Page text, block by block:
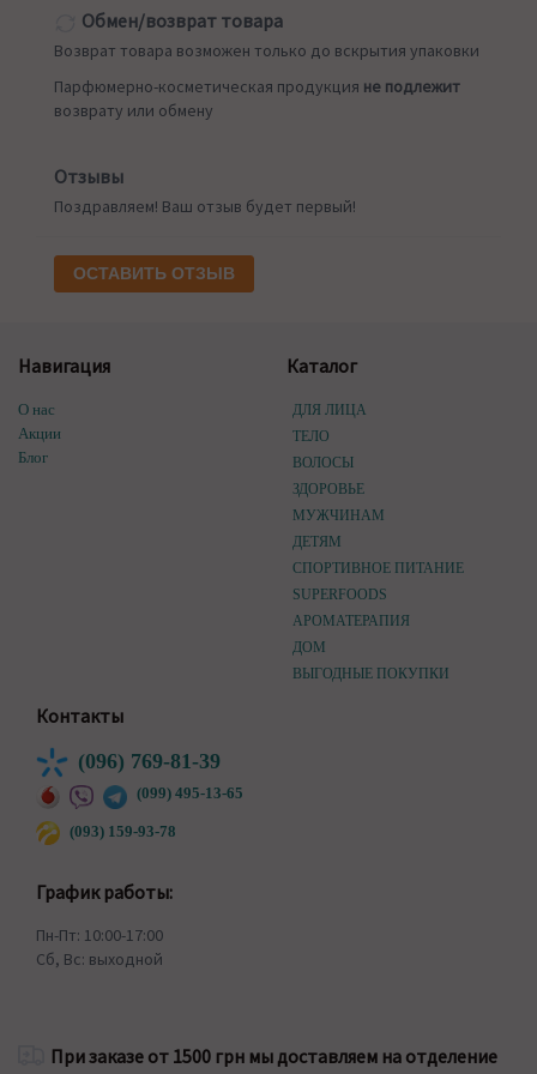
Обмен/возврат товара
Возврат товара возможен только до вскрытия упаковки
Парфюмерно-косметическая продукция не подлежит
возврату или обмену
Отзывы
Поздравляем! Ваш отзыв будет первый!
ОСТАВИТЬ ОТЗЫВ
Навигация
О нас
Акции
Блог
Каталог
ДЛЯ ЛИЦА
ТЕЛО
ВОЛОСЫ
ЗДОРОВЬЕ
МУЖЧИНАМ
ДЕТЯМ
СПОРТИВНОЕ ПИТАНИЕ
SUPERFOODS
АРОМАТЕРАПИЯ
ДОМ
ВЫГОДНЫЕ ПОКУПКИ
Контакты
(096) 769-81-39
(099) 495-13-65
(093) 159-93-78
График работы:
Пн-Пт: 10:00-17:00
Сб, Вс: выходной
При заказе от 1500 грн мы доставляем на отделение